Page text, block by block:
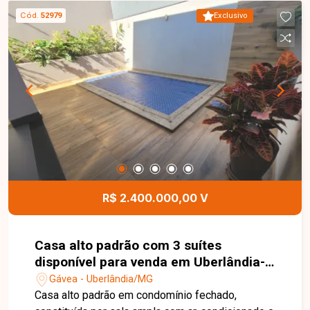
espelho e box em blindex, banheiro social com
armário sob a pia, espelho e box em vidro,
cozinha planejada, área de serviço, despensa,
área gourmet com churrasqueira e armário,
banheiro externo com armário, jardim, ducha e
acabamento em piso porcelanato. Conta ainda
com portão eletrônico com abertura e
fechamento rápidos e 04 vagas de garagem,
oferecendo segurança, conforto e comodidade.
Esta é uma excelente oportunidade para quem
busca uma casa ampla, completa e bem
localizada para locação no bairro Jardim Europa.
Agende uma visita e venha conhecer todos os
Exclusivo
Cód. 52979
R$ 2.400.000,00 V
Casa alto padrão com 3 suítes
disponível para venda em Uberlândia-
MGGávea - Uberlândia/MG
Casa alto padrão em condomínio fechado,